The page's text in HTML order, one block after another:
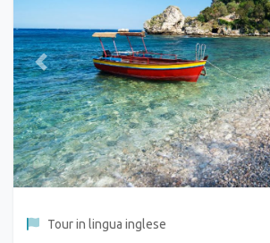
Previous
Tour in lingua inglese